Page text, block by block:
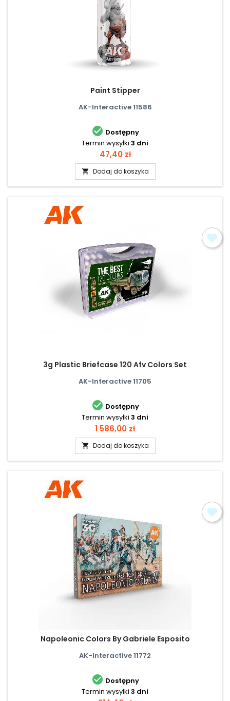
Paint Stipper
AK-Interactive 11586
 Dostępny
Termin wysyłki 3 dni
Cena
47,40 zł
 Dodaj do koszyka
3g Plastic Briefcase 120 Afv Colors Set
AK-Interactive 11705
 Dostępny
Termin wysyłki 3 dni
Cena
1 586,00 zł
 Dodaj do koszyka
Napoleonic Colors By Gabriele Esposito
AK-Interactive 11772
 Dostępny
Termin wysyłki 3 dni